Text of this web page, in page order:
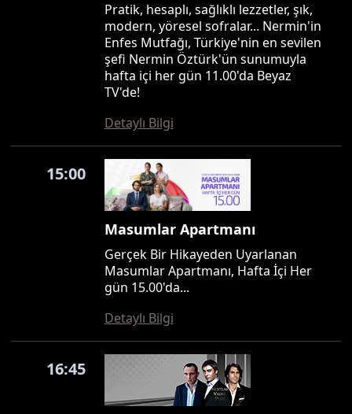
Pratik, hesaplı, sağlıklı lezzetler, şık,
modern, yöresel sofralar... Nermin'in
Enfes Mutfağı, Türkiye'nin en sevilen
şefi Nermin Öztürk'ün sunumuyla
hafta içi her gün 11.00'da Beyaz
TV'de!
Detaylı Bilgi
15:00
Masumlar Apartmanı
Gerçek Bir Hikayeden Uyarlanan
Masumlar Apartmanı, Hafta İçi Her
gün 15.00'da...
Detaylı Bilgi
16:45